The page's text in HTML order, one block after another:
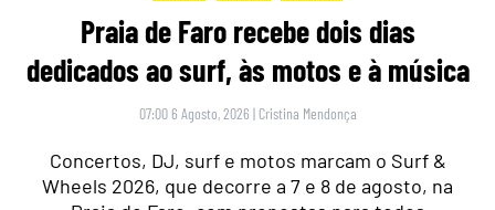
Praia de Faro recebe dois dias
dedicados ao surf, às motos e à música
07:00 6 Agosto, 2026 | Cristina Mendonça
Concertos, DJ, surf e motos marcam o Surf &
Wheels 2026, que decorre a 7 e 8 de agosto, na